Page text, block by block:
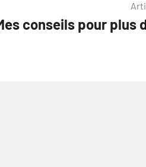
conseils pour plus